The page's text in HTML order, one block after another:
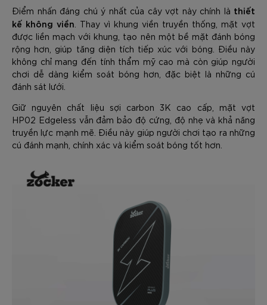
Điểm nhấn đáng chú ý nhất của cây vợt này chính là thiết
kế không viền . Thay vì khung viền truyền thống, mặt vợt
được liền mạch với khung, tạo nên một bề mặt đánh bóng
rộng hơn, giúp tăng diện tích tiếp xúc với bóng. Điều này
không chỉ mang đến tính thẩm mỹ cao mà còn giúp người
chơi dễ dàng kiểm soát bóng hơn, đặc biệt là những cú
đánh sát lưới.
Giữ nguyên chất liệu sợi carbon 3K cao cấp, mặt vợt
HP02 Edgeless vẫn đảm bảo độ cứng, độ nhẹ và khả năng
truyền lực mạnh mẽ. Điều này giúp người chơi tạo ra những
cú đánh mạnh, chính xác và kiểm soát bóng tốt hơn.